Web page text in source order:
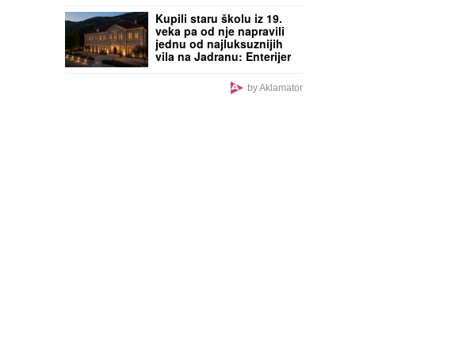
Kupili staru školu iz 19.
veka pa od nje napravili
jednu od najluksuznijih
vila na Jadranu: Enterijer
noćenja je "prava sitnica"
by Aklamator